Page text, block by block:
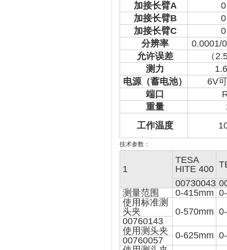
加接长臂A
加接长臂B
加接长臂C
分辨率
0.0001/
允许误差
（
测力
电源（蓄电池）
6V
端口
重量
工作温度
技术参数：
1
TESA
HITE 400
00730043
测量范围
0-415mm
使用标准测
头夹
0-570mm
00760143
使用测头夹
0-625mm
00760057